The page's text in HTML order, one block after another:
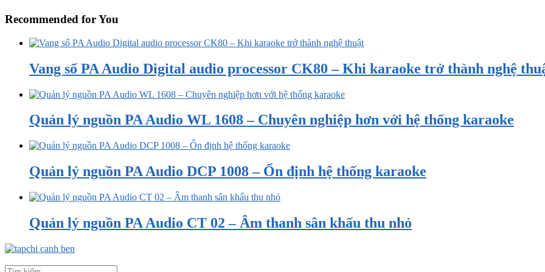
Recommended for You
Vang số PA Audio Digital audio processor CK80 – Khi karaoke trở thành nghệ
Quản lý nguồn PA Audio WL 1608 – Chuyên nghiệp hơn với hệ thống karaoke
Quản lý nguồn PA Audio DCP 1008 – Ổn định hệ thống karaoke
Quản lý nguồn PA Audio CT 02 – Âm thanh sân khấu thu nhỏ